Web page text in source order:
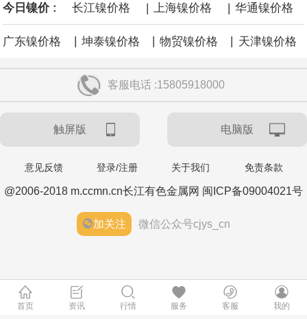
今日镍价 : 长江镍价格 | 上海镍价格 | 华通镍价格
广东镍价格 | 坤泰镍价格 | 物贸镍价格 | 天津镍价格
客服电话 :15805918000
触屏版 电脑版
意见反馈 登录/注册 关于我们 免责条款
@2006-2018 m.ccmn.cn长江有色金属网 闽ICP备09004021号
加关注 微信公众号cjys_cn
首页 资讯 行情 服务 客服 我的